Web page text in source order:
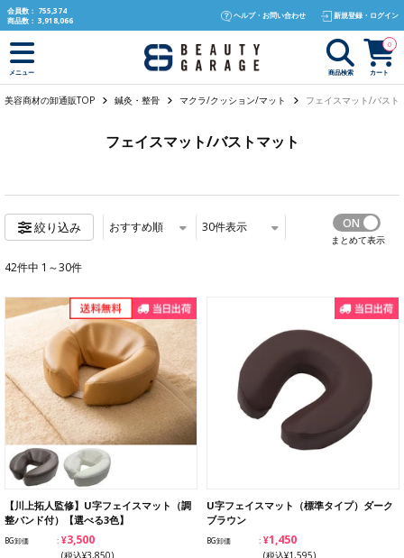
text.skipToContent
text.skipToNavigation
会員数： 755,374
商品数： 3,918,066
ヘルプ・お問い合わせ 新規登録・ログイン
メニュー 商品検索 カート
0
美容商材の卸通販TOP 鍼灸・整骨 マクラ/クッション/マット フェイスマット/バスト
フェイスマット/バストマット
絞り込み おすすめ順 30件表示
まとめて表示
42件中 1～30件
【川上拓人監修】U字フェイスマット（調
整バンド付）【選べる3色】
BG卸価 ¥3,500
(税込¥3,850)
U字フェイスマット（標準タイプ）ダーク
ブラウン
BG卸価 ¥1,450
(税込¥1,595)